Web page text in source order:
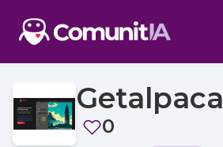
Getalpaca
0